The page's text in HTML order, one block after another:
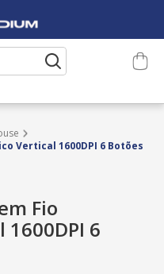
Vertical 1600DPI 6 Botões
Fio
6